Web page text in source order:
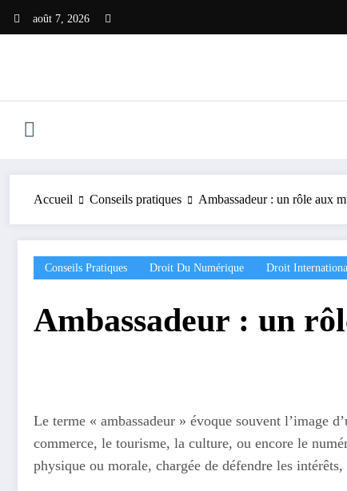
août 7, 2026
Accueil Conseils pratiques Ambassadeur : un rôle aux
Conseils Pratiques Droit Du Numérique Droit
Ambassadeur : un
Le terme « ambassadeur » évoque souvent l’image
commerce, le tourisme, la culture, ou encore le
physique ou morale, chargée de défendre les